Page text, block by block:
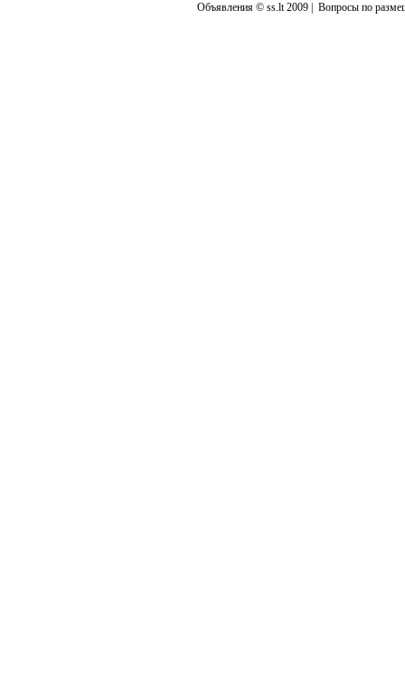
Объявления © ss.lt 2009 | Вопросы по